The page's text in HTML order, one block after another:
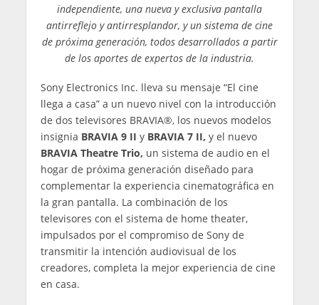
independiente, una nueva y exclusiva pantalla
antirreflejo y antirresplandor, y un sistema de cine
de próxima generación, todos desarrollados a partir
de los aportes de expertos de la industria.
Sony Electronics Inc. lleva su mensaje “El cine
llega a casa” a un nuevo nivel con la introducción
de dos televisores BRAVIA®, los nuevos modelos
insignia BRAVIA 9 II y BRAVIA 7 II, y el nuevo
BRAVIA Theatre Trio, un sistema de audio en el
hogar de próxima generación diseñado para
complementar la experiencia cinematográfica en
la gran pantalla. La combinación de los
televisores con el sistema de home theater,
impulsados por el compromiso de Sony de
transmitir la intención audiovisual de los
creadores, completa la mejor experiencia de cine
en casa.